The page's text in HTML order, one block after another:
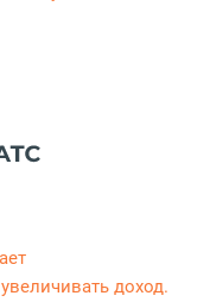
доход.